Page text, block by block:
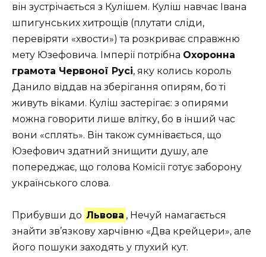
він зустрічається з Кулішем. Куліш навчає Івана
шпигунських хитрощів (плутати сліди,
перевіряти «хвости») та розкриває справжню
мету Юзефовича. Імперії потрібна Охоронна
грамота Червоної Русі, яку колись король
Данило віддав на зберігання опирям, бо ті
живуть віками. Куліш застерігає: з опирями
можна говорити лише влітку, бо в інший час
вони «сплять». Він також сумнівається, що
Юзефович здатний знищити душу, але
попереджає, що голова Комісії готує заборону
українського слова.
Прибувши до Львова , Нечуй намагається
знайти зв’язкову харчівню «Два крейцери», але
його пошуки заходять у глухий кут.